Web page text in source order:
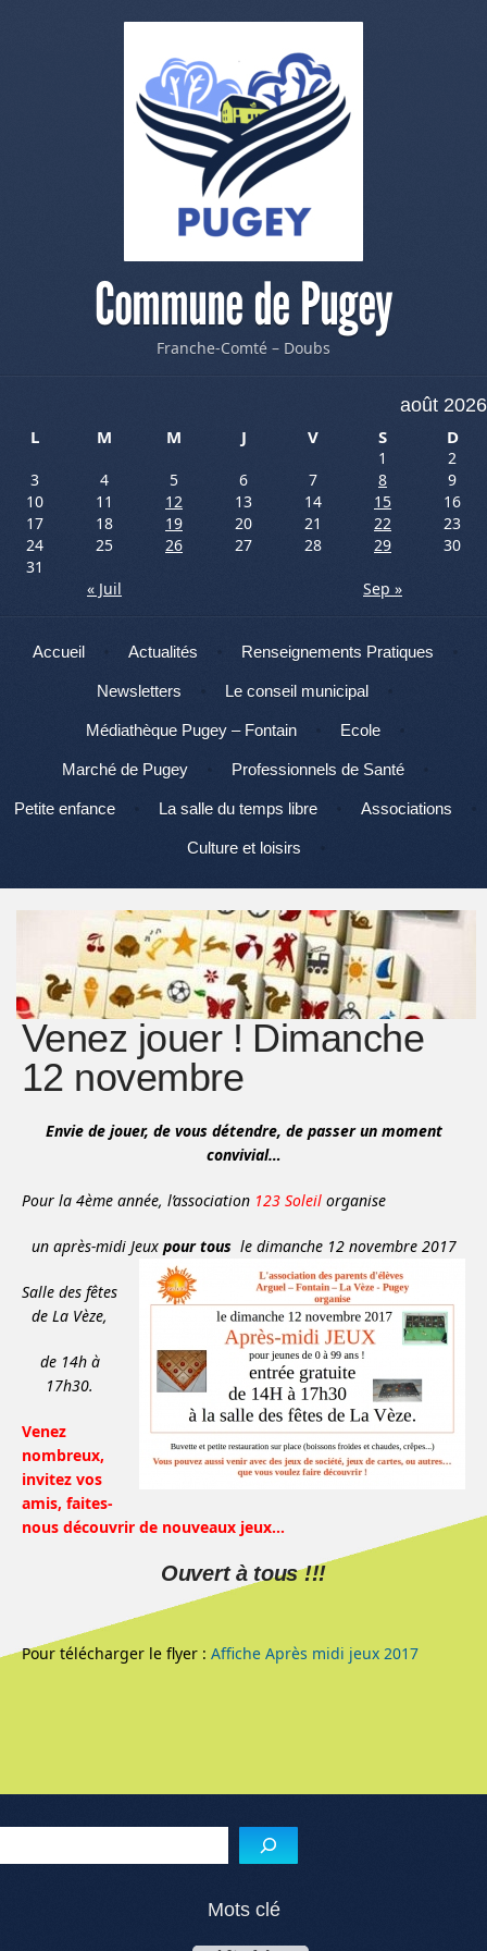
Commune de Pugey
Franche-Comté – Doubs
août 2026
L
M M J V S D
1
2
3
4 5 6 7 8
9
10
11 12 13 14 15
16
17
18 19 20 21 22
23
24
25 26 27 28 29
30
31
« Juil
Sep »
Menu
Aller au contenu
Accueil Actualités Renseignements Pratiques
Newsletters Le conseil municipal
Médiathèque Pugey – Fontain Ecole
Marché de Pugey Professionnels de Santé
Petite enfance La salle du temps libre Associations
Culture et loisirs
Venez jouer ! Dimanche
12 novembre
Envie de jouer, de vous détendre, de passer un moment
convivial…
Pour la 4ème année, l’association 123 Soleil organise
un après-midi Jeux pourtousle dimanche 12 novembre 2017
Salle des fêtes
de La Vèze,
de 14h à
17h30.
Venez
nombreux,
invitez vos
amis, faites-
nous découvrir de nouveaux jeux…
Ouvert à tous !!!
Pour télécharger le flyer : Affiche Après midi jeux 2017
Menu de l'article
Mots clé